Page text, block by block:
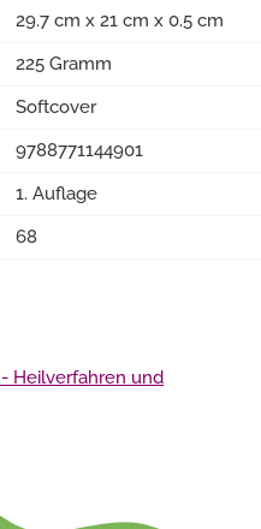
29.7 cm x 21 cm x 0.5 cm
225 Gramm
Softcover
9788771144901
1. Auflage
68
Heilverfahren und